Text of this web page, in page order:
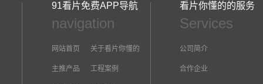
91看片免费APP导航
navigation
网站首页 关于看片你懂的
主推产品 工程案例
看片你懂的的服务
Services
公司简介
合作企业